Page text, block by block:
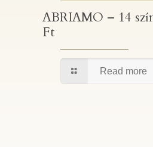
ABRIAMO – 14
Ft
Read more